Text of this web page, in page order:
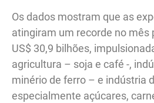
Os dados mostram que as
atingiram um recorde no mês
US$ 30,9 bilhões,
agricultura – soja e café -,
minério de ferro – e indústria
especialmente açúcares,